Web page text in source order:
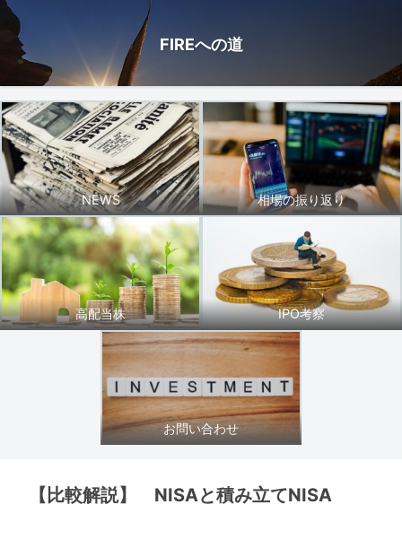
FIREへの道
NEWS 相場の振り返り
高配当株 IPO考察
お問い合わせ
【比較解説】 NISAと積み立てNISA